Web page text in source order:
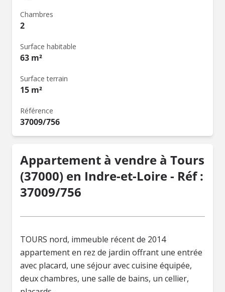
Chambres
2
Surface habitable
63 m²
Surface terrain
15 m²
Référence
37009/756
Appartement à vendre à Tours
(37000) en Indre-et-Loire - Réf :
37009/756
TOURS nord, immeuble récent de 2014
appartement en rez de jardin offrant une entrée
avec placard, une séjour avec cuisine équipée,
deux chambres, une salle de bains, un cellier,